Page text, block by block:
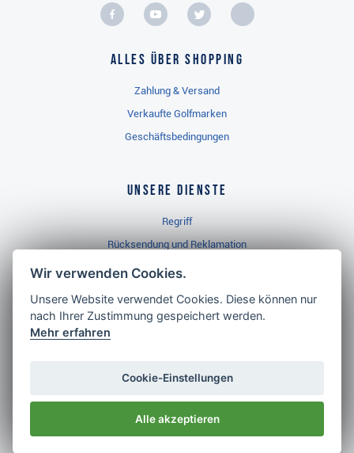
Alles über Shopping
Zahlung & Versand
Verkaufte Golfmarken
Geschäftsbedingungen
Unsere Dienste
Regriff
Rücksendung und Reklamation
Widerrufsbelehrung
Golf Brothers.de
Neuheiten
Impressum
Wir verwenden Cookies.
Unsere Website verwendet Cookies. Diese können nur
nach Ihrer Zustimmung gespeichert werden.
Mehr erfahren
Cookie-Einstellungen
Alle akzeptieren